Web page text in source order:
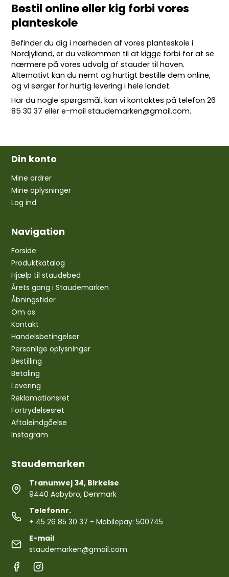
Bestil online eller kig forbi vores
planteskole
Befinder du dig i nærheden af vores planteskole i
Nordjylland, er du velkommen til at kigge forbi for at se
nærmere på vores udvalg af stauder til haven.
Alternativt kan du nemt og hurtigt bestille dem online,
og vi sørger for hurtig levering i hele landet.
Har du nogle spørgsmål, kan vi kontaktes på telefon26
85 30 37 eller e-mailstaudemarken@gmail.com.
Din konto
Mine ordrer
Mine oplysninger
Log ind
Navigation
Forside
Produktkatalog
Hjælp til staudebed
Årets gang i Staudemarken
Åbningstider
Om os
Kontakt
Handelsbetingelser
Personlige oplysninger
Bestilling
Betaling
Levering
Reklamationsret
Fortrydelsesret
Aftaleindgåelse
Instagram
Staudemarken
Tranumvej 34, Birkelse
9440 Aabybro, Denmark
Telefonnr.
+ 45 26 85 30 37 - Mobilepay: 500745
E-mail
staudemarken@gmail.com